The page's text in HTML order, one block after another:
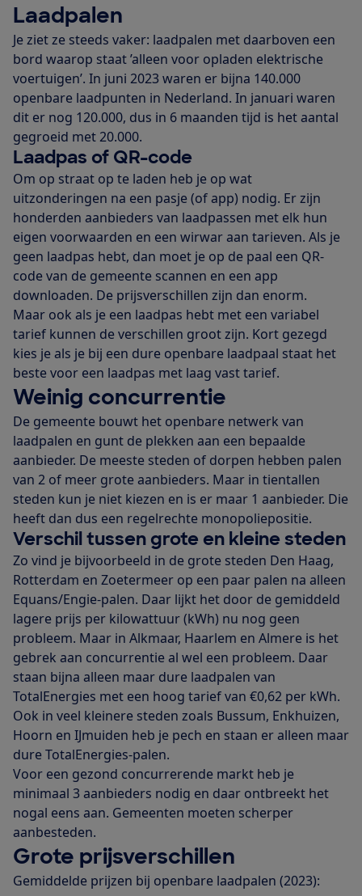
Laadpalen
Je ziet ze steeds vaker: laadpalen met daarboven een
bord waarop staat ’alleen voor opladen elektrische
voertuigen’. In juni 2023 waren er bijna 140.000
openbare laadpunten in Nederland. In januari waren
dit er nog 120.000, dus in 6 maanden tijd is het aantal
gegroeid met 20.000.
Laadpas of QR-code
Om op straat op te laden heb je op wat
uitzonderingen na een pasje (of app) nodig. Er zijn
honderden aanbieders van laadpassen met elk hun
eigen voorwaarden en een wirwar aan tarieven. Als je
geen laadpas hebt, dan moet je op de paal een QR-
code van de gemeente scannen en een app
downloaden. De prijsverschillen zijn dan enorm.
Maar ook als je een laadpas hebt met een variabel
tarief kunnen de verschillen groot zijn. Kort gezegd
kies je als je bij een dure openbare laadpaal staat het
beste voor een laadpas met laag vast tarief.
Weinig concurrentie
De gemeente bouwt het openbare netwerk van
laadpalen en gunt de plekken aan een bepaalde
aanbieder. De meeste steden of dorpen hebben palen
van 2 of meer grote aanbieders. Maar in tientallen
steden kun je niet kiezen en is er maar 1 aanbieder. Die
heeft dan dus een regelrechte monopoliepositie.
Verschil tussen grote en kleine steden
Zo vind je bijvoorbeeld in de grote steden Den Haag,
Rotterdam en Zoetermeer op een paar palen na alleen
Equans/Engie-palen. Daar lijkt het door de gemiddeld
lagere prijs per kilowattuur (kWh) nu nog geen
probleem. Maar in Alkmaar, Haarlem en Almere is het
gebrek aan concurrentie al wel een probleem. Daar
staan bijna alleen maar dure laadpalen van
TotalEnergies met een hoog tarief van €0,62 per kWh.
Ook in veel kleinere steden zoals Bussum, Enkhuizen,
Hoorn en IJmuiden heb je pech en staan er alleen maar
dure TotalEnergies-palen.
Voor een gezond concurrerende markt heb je
minimaal 3 aanbieders nodig en daar ontbreekt het
nogal eens aan. Gemeenten moeten scherper
aanbesteden.
Grote prijsverschillen
Gemiddelde prijzen bij openbare laadpalen (2023):